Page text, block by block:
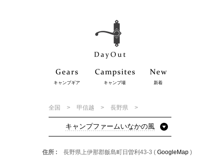
キャンプギア キャンプ場 新着
全国 甲信越 長野県
キャンプファームいなかの風
住所 長野県上伊那郡飯島町日曽利43-3 ( GoogleMap )